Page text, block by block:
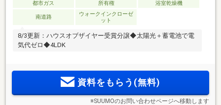
都市ガス 所有権 浴室乾燥機
南道路
ウォークインクローゼ
ット
8/3更新：ハウスオブザイヤー受賞分譲◆太陽光＋蓄電池で電
気代ゼロ◆4LDK
資料をもらう(無料)
※SUUMOのお問い合わせページへ移動します